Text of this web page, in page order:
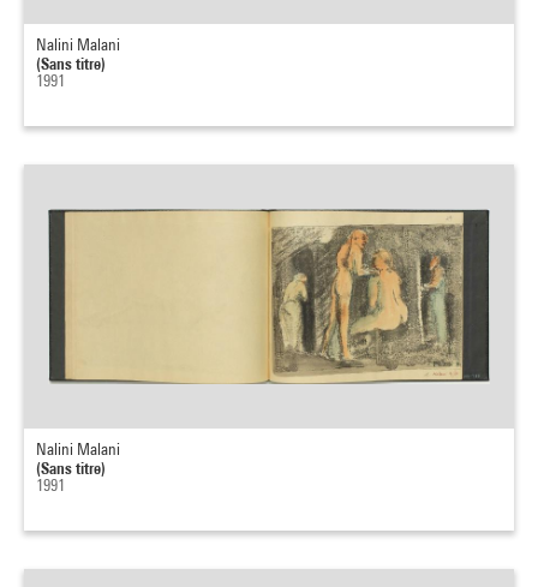
Nalini Malani
(Sans titre)
1991
Nalini Malani
(Sans titre)
1991